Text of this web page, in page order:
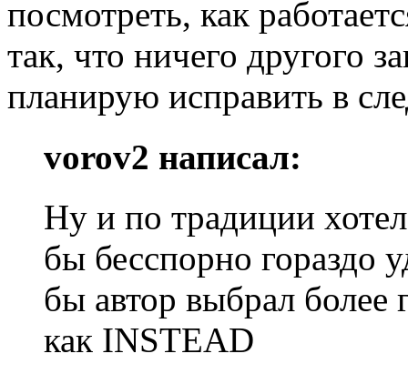
посмотреть, как
так, что ничего другого
планирую исправить в
vorov2 написал:
Ну и по традиции
бы бесспорно гораздо
бы автор выбрал
как INSTEAD